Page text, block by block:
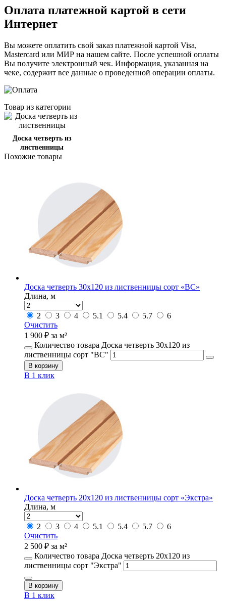
Оплата платежной картой в сети
Интернет
Вы можете оплатить свой заказ платежной картой Visa,
Mastercard или МИР на нашем сайте. После успешной оплаты
Вы получите электронный чек. Информация, указанная на
чеке, содержит все данные о проведенной операции оплаты.
Товар из категории
Доска четверть из
лиственницы
Похожие товары
Доска четверть 30х120 из лиственницы сорт «ВС»
Длина, м
2 3 4 5.1 5.4 5.7
6
Очистить
1 900 ₽ за м²
Количество товара Доска четверть 30х120 из
лиственницы сорт "ВС"
В корзину
В 1 клик
Доска четверть 20х120 из лиственницы сорт «Экстра»
Длина, м
2 3 4 5.1 5.4 5.7
6
Очистить
2 500 ₽ за м²
Количество товара Доска четверть 20х120 из
лиственницы сорт "Экстра"
В корзину
В 1 клик